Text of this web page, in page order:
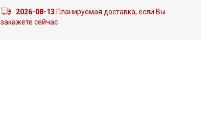
2026-08-13 Планируемая доставка, если Вы
закажете сейчас